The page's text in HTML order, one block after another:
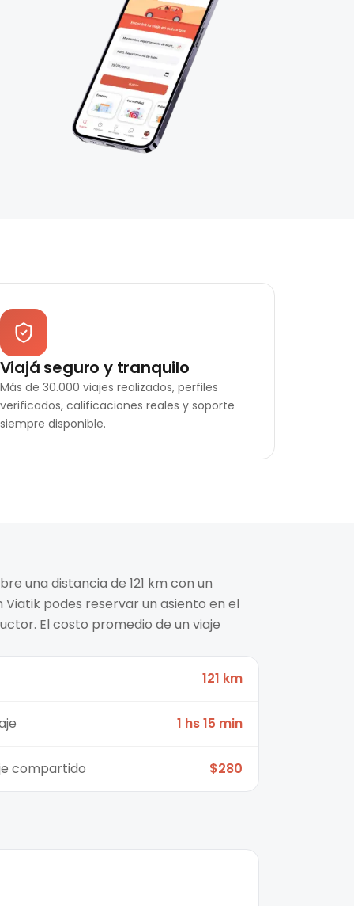
Viajá seguro y tranquilo
Más de 30.000 viajes realizados, perfiles
verificados, calificaciones reales y soporte
siempre disponible.
una distancia de 121 km con un
Viatik podes reservar un asiento en el
El costo promedio de un viaje
121 km
1 hs 15 min
compartido $280